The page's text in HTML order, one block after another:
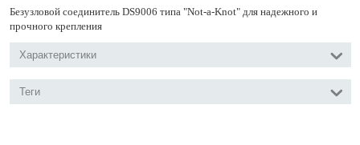
Безузловой соединитель DS9006 типа "Not-a-Knot" для надежного и
прочного крепления
Характеристики
Теги